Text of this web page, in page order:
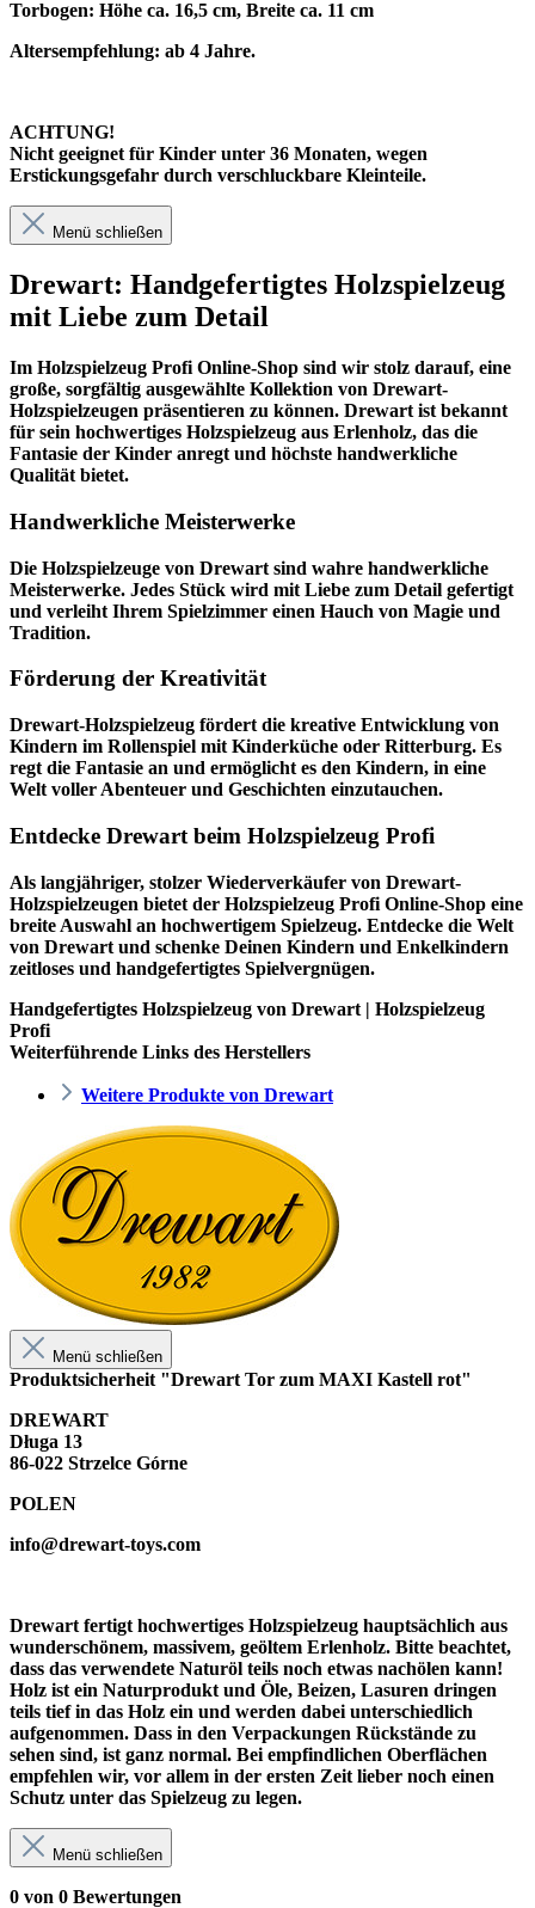
Torbogen: Höhe ca. 16,5 cm, Breite ca. 11 cm
Altersempfehlung: ab 4 Jahre.
ACHTUNG!
Nicht geeignet für Kinder unter 36 Monaten, wegen
Erstickungsgefahr durch verschluckbare Kleinteile.
Menü schließen
Drewart: Handgefertigtes Holzspielzeug
mit Liebe zum Detail
Im Holzspielzeug Profi Online-Shop sind wir stolz darauf, eine
große, sorgfältig ausgewählte Kollektion von Drewart-
Holzspielzeugen präsentieren zu können. Drewart ist bekannt
für sein hochwertiges Holzspielzeug aus Erlenholz, das die
Fantasie der Kinder anregt und höchste handwerkliche
Qualität bietet.
Handwerkliche Meisterwerke
Die Holzspielzeuge von Drewart sind wahre handwerkliche
Meisterwerke. Jedes Stück wird mit Liebe zum Detail gefertigt
und verleiht Ihrem Spielzimmer einen Hauch von Magie und
Tradition.
Förderung der Kreativität
Drewart-Holzspielzeug fördert die kreative Entwicklung von
Kindern im Rollenspiel mit Kinderküche oder Ritterburg. Es
regt die Fantasie an und ermöglicht es den Kindern, in eine
Welt voller Abenteuer und Geschichten einzutauchen.
Entdecke Drewart beim Holzspielzeug Profi
Als langjähriger, stolzer Wiederverkäufer von Drewart-
Holzspielzeugen bietet der Holzspielzeug Profi Online-Shop eine
breite Auswahl an hochwertigem Spielzeug. Entdecke die Welt
von Drewart und schenke Deinen Kindern und Enkelkindern
zeitloses und handgefertigtes Spielvergnügen.
Handgefertigtes Holzspielzeug von Drewart | Holzspielzeug
Profi
Weiterführende Links des Herstellers
Weitere Produkte von Drewart
Menü schließen
Produktsicherheit "Drewart Tor zum MAXI Kastell rot"
DREWART
Długa 13
86-022 Strzelce Górne
POLEN
info@drewart-toys.com
Drewart fertigt hochwertiges Holzspielzeug hauptsächlich aus
wunderschönem, massivem, geöltem Erlenholz. Bitte beachtet,
dass das verwendete Naturöl teils noch etwas nachölen kann!
Holz ist ein Naturprodukt und Öle, Beizen, Lasuren dringen
teils tief in das Holz ein und werden dabei unterschiedlich
aufgenommen. Dass in den Verpackungen Rückstände zu
sehen sind, ist ganz normal. Bei empfindlichen Oberflächen
empfehlen wir, vor allem in der ersten Zeit lieber noch einen
Schutz unter das Spielzeug zu legen.
Menü schließen
0 von 0 Bewertungen